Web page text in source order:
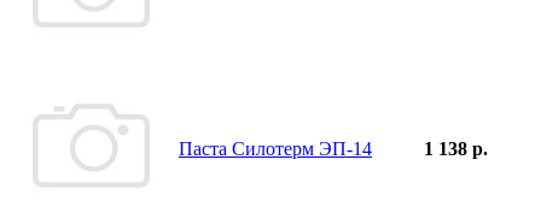
Паста Силотерм ЭП-14 1 138 р.